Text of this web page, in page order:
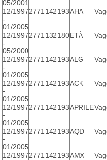
05/2001
12/1997
-
01/2005
2771142193AHA
12/1997
-
05/2000
2771132180ETÀ
12/1997
-
01/2005
2771142193ALG
12/1997
-
01/2005
2771142193ACK
12/1997
-
01/2005
2771142193APRILE
12/1997
-
01/2005
2771142193AQD
12/19972771142193AMX